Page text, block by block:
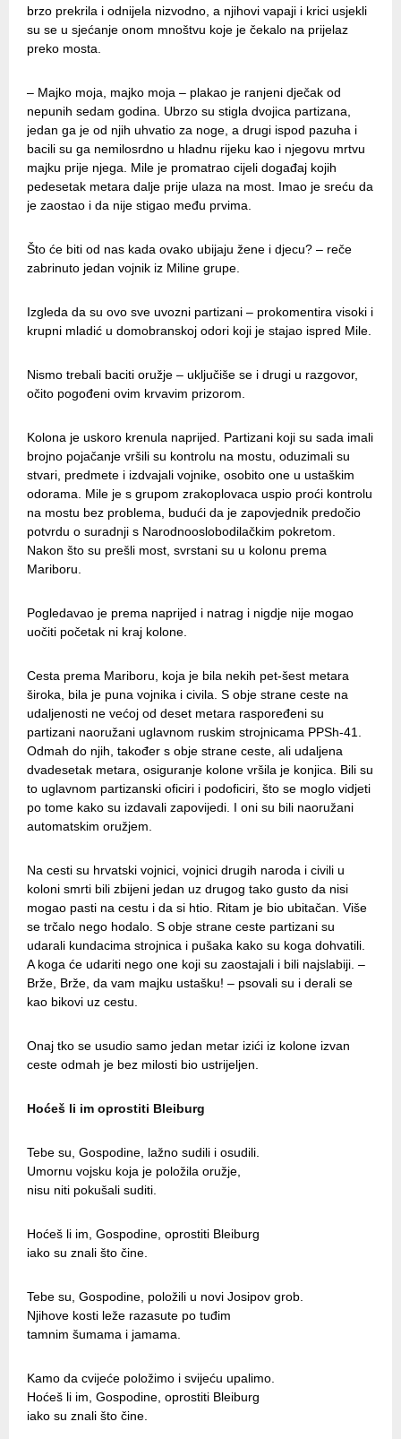
brzo prekrila i odnijela nizvodno, a njihovi vapaji i krici usjekli
su se u sjećanje onom mnoštvu koje je čekalo na prijelaz
preko mosta.
– Majko moja, majko moja – plakao je ranjeni dječak od
nepunih sedam godina. Ubrzo su stigla dvojica partizana,
jedan ga je od njih uhvatio za noge, a drugi ispod pazuha i
bacili su ga nemilosrdno u hladnu rijeku kao i njegovu mrtvu
majku prije njega. Mile je promatrao cijeli događaj kojih
pedesetak metara dalje prije ulaza na most. Imao je sreću da
je zaostao i da nije stigao među prvima.
Što će biti od nas kada ovako ubijaju žene i djecu? – reče
zabrinuto jedan vojnik iz Miline grupe.
Izgleda da su ovo sve uvozni partizani – prokomentira visoki i
krupni mladić u domobranskoj odori koji je stajao ispred Mile.
Nismo trebali baciti oružje – uključiše se i drugi u razgovor,
očito pogođeni ovim krvavim prizorom.
Kolona je uskoro krenula naprijed. Partizani koji su sada imali
brojno pojačanje vršili su kontrolu na mostu, oduzimali su
stvari, predmete i izdvajali vojnike, osobito one u ustaškim
odorama. Mile je s grupom zrakoplovaca uspio proći kontrolu
na mostu bez problema, budući da je zapovjednik predočio
potvrdu o suradnji s Narodnooslobodilačkim pokretom.
Nakon što su prešli most, svrstani su u kolonu prema
Mariboru.
Pogledavao je prema naprijed i natrag i nigdje nije mogao
uočiti početak ni kraj kolone.
Cesta prema Mariboru, koja je bila nekih pet-šest metara
široka, bila je puna vojnika i civila. S obje strane ceste na
udaljenosti ne većoj od deset metara raspoređeni su
partizani naoružani uglavnom ruskim strojnicama PPSh-41.
Odmah do njih, također s obje strane ceste, ali udaljena
dvadesetak metara, osiguranje kolone vršila je konjica. Bili su
to uglavnom partizanski oficiri i podoficiri, što se moglo vidjeti
po tome kako su izdavali zapovijedi. I oni su bili naoružani
automatskim oružjem.
Na cesti su hrvatski vojnici, vojnici drugih naroda i civili u
koloni smrti bili zbijeni jedan uz drugog tako gusto da nisi
mogao pasti na cestu i da si htio. Ritam je bio ubitačan. Više
se trčalo nego hodalo. S obje strane ceste partizani su
udarali kundacima strojnica i pušaka kako su koga dohvatili.
A koga će udariti nego one koji su zaostajali i bili najslabiji. –
Brže, Brže, da vam majku ustašku! – psovali su i derali se
kao bikovi uz cestu.
Onaj tko se usudio samo jedan metar izići iz kolone izvan
ceste odmah je bez milosti bio ustrijeljen.
Hoćeš li im oprostiti Bleiburg
Tebe su, Gospodine, lažno sudili i osudili.
Umornu vojsku koja je položila oružje,
nisu niti pokušali suditi.
Hoćeš li im, Gospodine, oprostiti Bleiburg
iako su znali što čine.
Tebe su, Gospodine, položili u novi Josipov grob.
Njihove kosti leže razasute po tuđim
tamnim šumama i jamama.
Kamo da cvijeće položimo i svijeću upalimo.
Hoćeš li im, Gospodine, oprostiti Bleiburg
iako su znali što čine.